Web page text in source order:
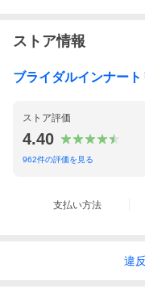
ストア情報
ブライダルインナート
ストア評価
4.40
962件の評価を見る
支払い方法
違反